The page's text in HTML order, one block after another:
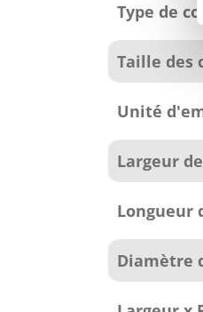
Type de
Taille des
Unité
Largeur
Longueur
Diamètre